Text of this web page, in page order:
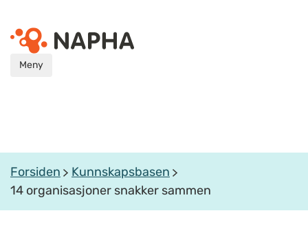
Meny
Forsiden
Kunnskapsbasen
14 organisasjoner snakker sammen